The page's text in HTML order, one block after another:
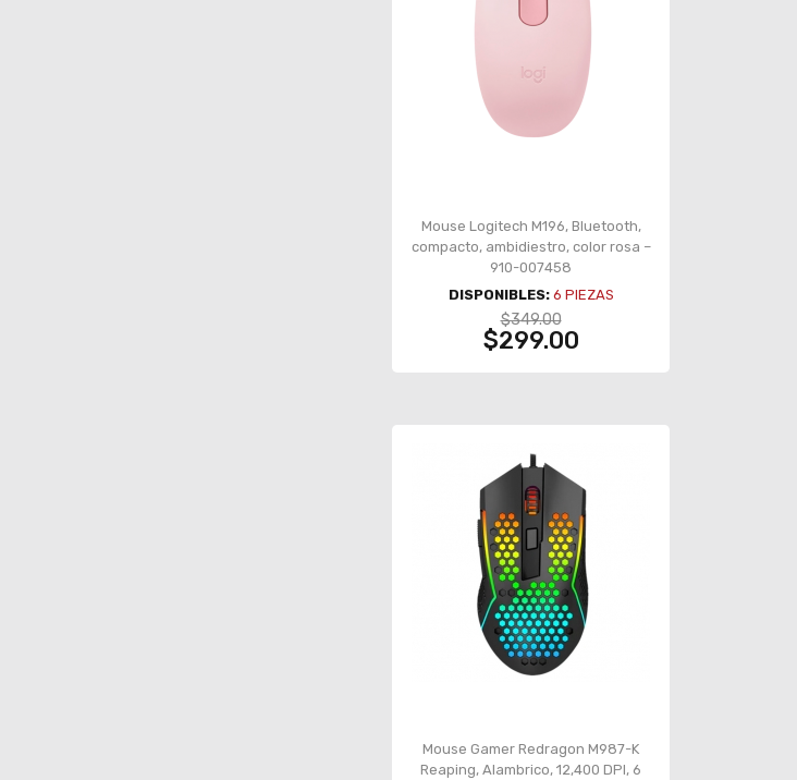
Mouse Logitech M196, Bluetooth,
compacto, ambidiestro, color rosa –
910-007458
DISPONIBLES: 6 PIEZAS
$349.00
$299.00
Mouse Gamer Redragon M987-K
Reaping, Alambrico, 12,400 DPI, 6